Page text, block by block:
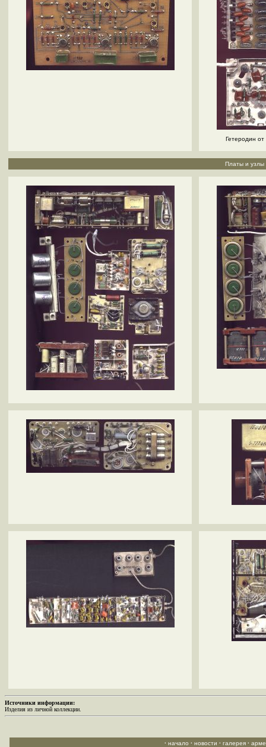
Гетеродин
Платы и узлы
Источники информации:
Изделия из личной коллекции.
· начало · новости · галерея ·